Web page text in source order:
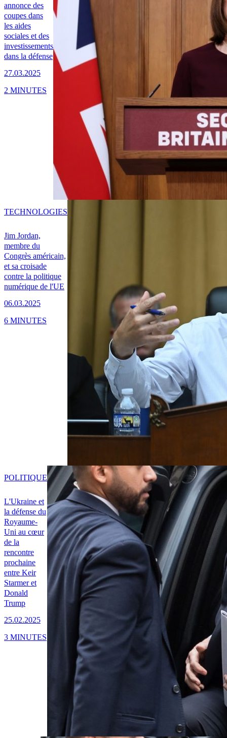
annonce des
coupes dans
les aides
sociales et des
investissements
dans la défense
27.03.2025
2 MINUTES
Jim Jordan,
membre du
Congrès américain,
et sa croisade
contre la politique
numérique de l'UE
06.03.2025
TECHNOLOGIES
6 MINUTES
L'Ukraine et
la défense du
Royaume-
Uni au cœur
de la
rencontre
prochaine
entre Keir
Starmer et
Donald
Trump
25.02.2025
POLITIQUE
3 MINUTES